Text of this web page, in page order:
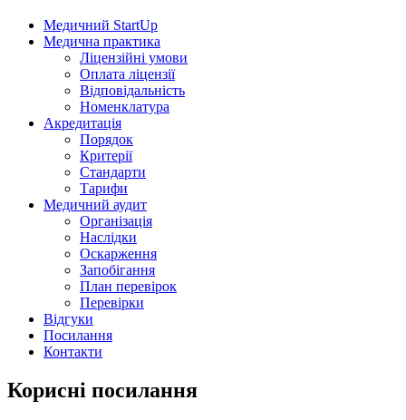
Медичний StartUp
Медична практика
Ліцензійні умови
Оплата ліцензії
Відповідальність
Номенклатура
Акредитація
Порядок
Критерії
Стандарти
Тарифи
Медичний аудит
Організація
Наслідки
Оскарження
Запобігання
План перевірок
Перевірки
Відгуки
Посилання
Контакти
Корисні посилання